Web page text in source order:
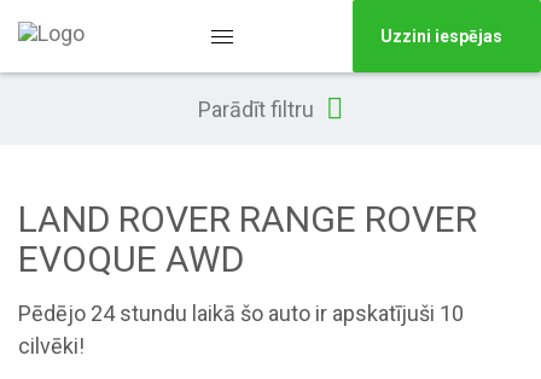
Uzzini iespējas
Parādīt filtru
LAND ROVER RANGE ROVER
EVOQUE AWD
Pēdējo 24 stundu laikā šo auto ir apskatījuši 10
cilvēki!